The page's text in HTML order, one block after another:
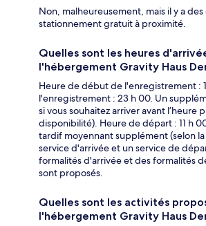
Non, malheureusement, mais il y a
stationnement gratuit à proximité.
Quelles sont les heures
l'hébergement Gravity Haus
Heure de début de l'enregistrement :
l'enregistrement : 23 h 00. Un
si vous souhaitez arriver avant l’heure
disponibilité). Heure de départ : 11 h
tardif moyennant supplément (selon
service d'arrivée et un service de
formalités d'arrivée et des formalités
sont proposés.
Quelles sont les activités
l'hébergement Gravity Haus